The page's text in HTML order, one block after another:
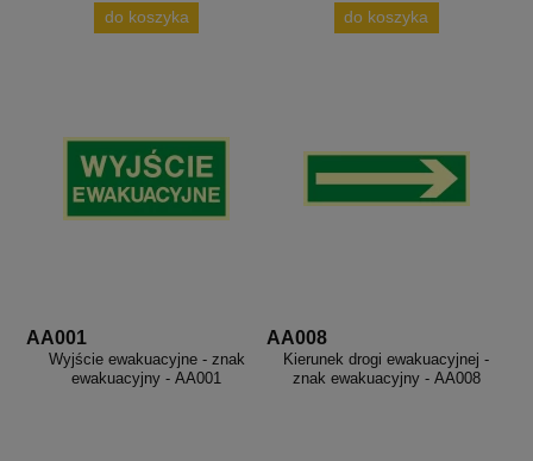
do koszyka do koszyka
AA001
Wyjście ewakuacyjne - znak
ewakuacyjny - AA001
AA008
Kierunek drogi ewakuacyjnej -
znak ewakuacyjny - AA008